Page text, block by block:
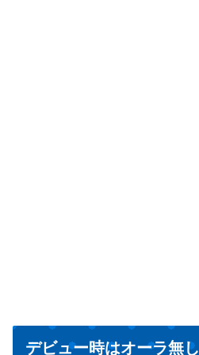
デビュー時はオーラ無し